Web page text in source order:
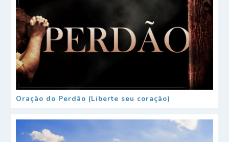
Oração do Perdão (Liberte seu coração)